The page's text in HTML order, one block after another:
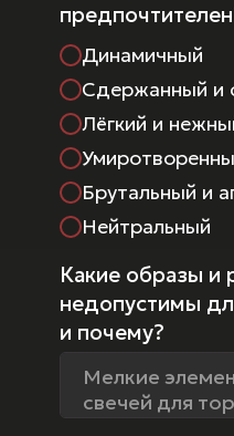
Динамичный
Сдержанный и
Лёгкий и
Брутальный и
Нейтральный
Какие образы и
недопустимы
и почему?